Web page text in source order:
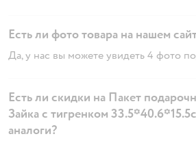
Есть ли фото товара на нашем
Да, у нас вы можете увидеть 4 фото
Есть ли скидки на Пакет
Зайка с тигренком
аналоги?